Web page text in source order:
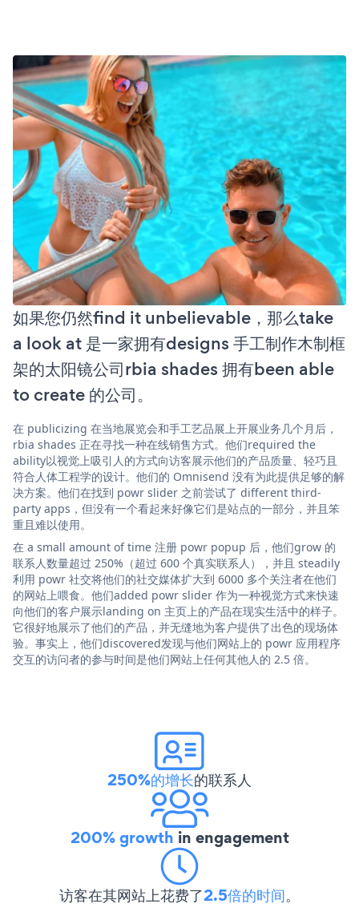
如果您仍然find it unbelievable，那么take
a look at 是一家拥有designs 手工制作木制框
架的太阳镜公司rbia shades 拥有been able
to create 的公司。
在 publicizing 在当地展览会和手工艺品展上开展业务几个月后，
rbia shades 正在寻找一种在线销售方式。他们required the
ability以视觉上吸引人的方式向访客展示他们的产品质量、轻巧且
符合人体工程学的设计。他们的 Omnisend 没有为此提供足够的解
决方案。他们在找到 powr slider 之前尝试了 different third-
party apps，但没有一个看起来好像它们是站点的一部分，并且笨
重且难以使用。
在 a small amount of time 注册 powr popup 后，他们grow 的
联系人数量超过 250%（超过 600 个真实联系人），并且 steadily
利用 powr 社交将他们的社交媒体扩大到 6000 多个关注者在他们
的网站上喂食。他们added powr slider 作为一种视觉方式来快速
向他们的客户展示landing on 主页上的产品在现实生活中的样子。
它很好地展示了他们的产品，并无缝地为客户提供了出色的现场体
验。事实上，他们discovered发现与他们网站上的 powr 应用程序
交互的访问者的参与时间是他们网站上任何其他人的 2.5 倍。
250%的增长的联系人
200% growth in engagement
访客在其网站上花费了2.5倍的时间。